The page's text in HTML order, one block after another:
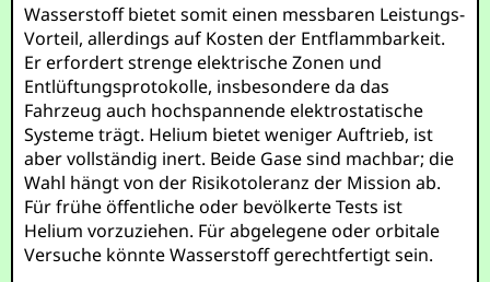
Wasserstoff bietet somit einen messbaren Leistungs-
Vorteil, allerdings auf Kosten der Entflammbarkeit.
Er erfordert strenge elektrische Zonen und
Entlüftungsprotokolle, insbesondere da das
Fahrzeug auch hochspannende elektrostatische
Systeme trägt. Helium bietet weniger Auftrieb, ist
aber vollständig inert. Beide Gase sind machbar; die
Wahl hängt von der Risikotoleranz der Mission ab.
Für frühe öffentliche oder bevölkerte Tests ist
Helium vorzuziehen. Für abgelegene oder orbitale
Versuche könnte Wasserstoff gerechtfertigt sein.